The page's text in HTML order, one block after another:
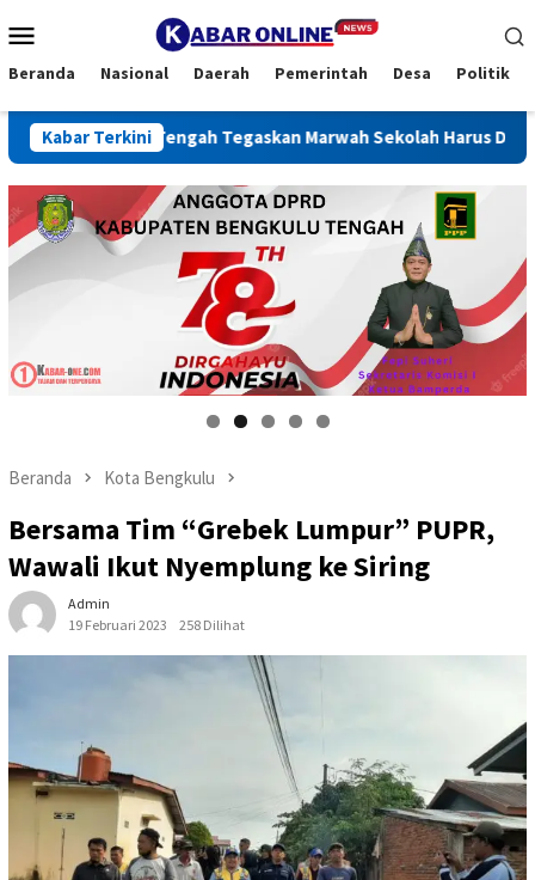
ke
Mobile
Beranda Nasional Daerah Pemerintah Desa Politik
Kabar Terkini
Tengah Tegaskan Marwah Sekolah Harus Dijaga
Beranda Kota Bengkulu
Bersama Tim “Grebek Lumpur” PUPR,
Wawali Ikut Nyemplung ke Siring
Admin
19 Februari 2023
258 Dilihat